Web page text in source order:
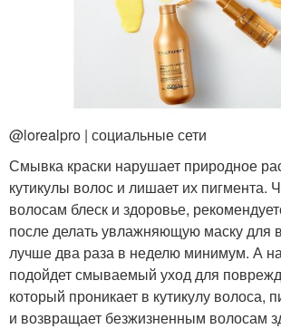
@lorealpro | социальные сети
Смывка краски нарушает природное
кутикулы волос и лишает их пигмента.
волосам блеск и здоровье,
после делать увлажняющую маску для
лучше два раза в неделю минимум. А
подойдет смываемый уход для
который проникает в кутикулу волоса,
и возвращает безжизненным волосам